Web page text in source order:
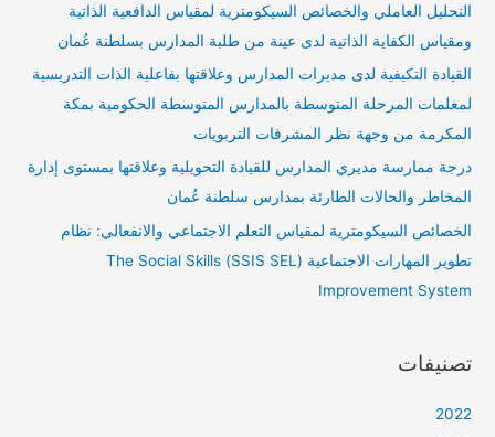
التحليل العاملي والخصائص السيكومترية لمقياس الدافعية الذاتية
ومقياس الكفاية الذاتية لدى عينة من طلبة المدارس بسلطنة عُمان
القيادة التكيفية لدى مديرات المدارس وعلاقتها بفاعلية الذات التدريسية
لمعلمات المرحلة المتوسطة بالمدارس المتوسطة الحكومية بمكة
المكرمة من وجهة نظر المشرفات التربويات
درجة ممارسة مديري المدارس للقيادة التحويلية وعلاقتها بمستوى إدارة
المخاطر والحالات الطارئة بمدارس سلطنة عُمان
الخصائص السيكومترية لمقياس التعلم الاجتماعي والانفعالي: نظام
تطوير المهارات الاجتماعية (SSIS SEL) The Social Skills
Improvement System
تصنيفات
2022